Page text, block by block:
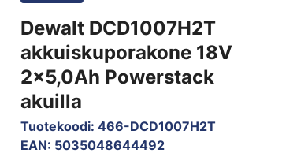
Dewalt DCD1007H2T
akkuiskuporakone 18V
2x5,0Ah Powerstack
akuilla
Tuotekoodi: 466-DCD1007H2T
EAN: 5035048644492